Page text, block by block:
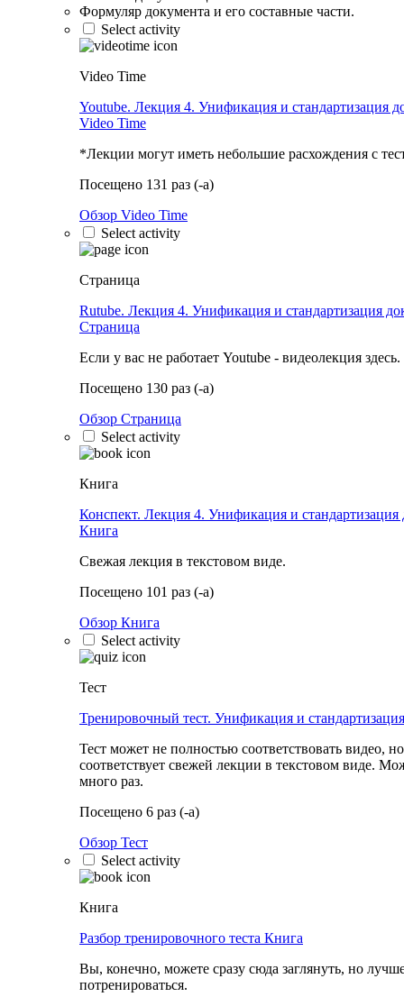
Формуляр документа и его составные части.
Select activity
Video Time
Youtube. Лекция 4. Унификация и стандартизация
Video Time
*Лекции могут иметь небольшие расхождения с
Посещено 131 раз (-а)
Обзор Video Time
Select activity
Страница
Rutube. Лекция 4. Унификация и стандартизация
Страница
Если у вас не работает Youtube - видеолекция здесь.
Посещено 130 раз (-а)
Обзор Страница
Select activity
Книга
Конспект. Лекция 4. Унификация и стандартизация
Книга
Свежая лекция в текстовом виде.
Посещено 101 раз (-а)
Обзор Книга
Select activity
Тест
Тренировочный тест. Унификация и
Тест может не полностью соответствовать видео,
соответствует свежей лекции в текстовом виде.
много раз.
Посещено 6 раз (-а)
Обзор Тест
Select activity
Книга
Разбор тренировочного теста Книга
Вы, конечно, можете сразу сюда заглянуть, но
потренироваться.